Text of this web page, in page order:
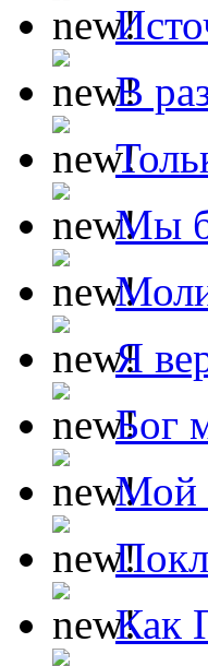
В
Мы
Я
Бог
Мой
Как